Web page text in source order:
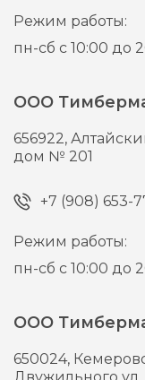
Режим работы:
пн-сб с 10:00 до
ООО
656922,
дом № 201
+7 (908) 653-
Режим работы:
пн-сб с 10:00 до
ООО
650024,